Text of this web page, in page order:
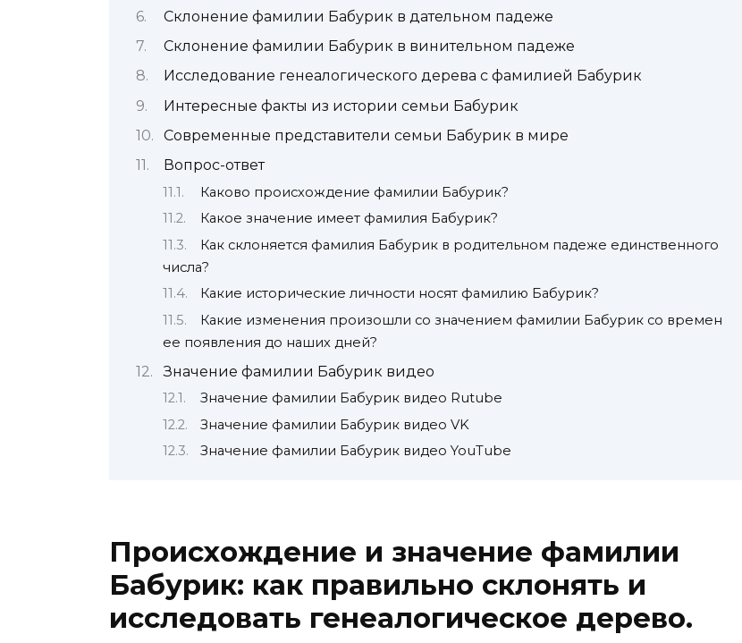
Склонение фамилии Бабурик в дательном падеже
Склонение фамилии Бабурик в винительном падеже
Исследование генеалогического дерева с фамилией Бабурик
Интересные факты из истории семьи Бабурик
Современные представители семьи Бабурик в мире
Вопрос-ответ
Каково происхождение фамилии Бабурик?
Какое значение имеет фамилия Бабурик?
Как склоняется фамилия Бабурик в родительном падеже единственного
числа?
Какие исторические личности носят фамилию Бабурик?
Какие изменения произошли со значением фамилии Бабурик со времен
ее появления до наших дней?
Значение фамилии Бабурик видео
Значение фамилии Бабурик видео Rutube
Значение фамилии Бабурик видео VK
Значение фамилии Бабурик видео YouTube
Происхождение и значение фамилии
Бабурик: как правильно склонять и
исследовать генеалогическое дерево.